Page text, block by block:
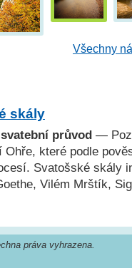
Všechny
skály
průvod —
Ohře, které podle
Svatošské skály
Vilém Mrštík,
práva vyhrazena.